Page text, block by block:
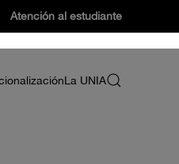
Atención al estudiante
La UNIA